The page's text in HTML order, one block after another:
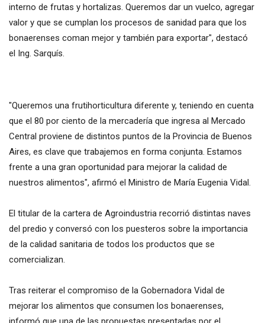
interno de frutas y hortalizas. Queremos dar un vuelco, agregar
valor y que se cumplan los procesos de sanidad para que los
bonaerenses coman mejor y también para exportar", destacó
el Ing. Sarquís.
"Queremos una frutihorticultura diferente y, teniendo en cuenta
que el 80 por ciento de la mercadería que ingresa al Mercado
Central proviene de distintos puntos de la Provincia de Buenos
Aires, es clave que trabajemos en forma conjunta. Estamos
frente a una gran oportunidad para mejorar la calidad de
nuestros alimentos", afirmó el Ministro de María Eugenia Vidal.
El titular de la cartera de Agroindustria recorrió distintas naves
del predio y conversó con los puesteros sobre la importancia
de la calidad sanitaria de todos los productos que se
comercializan.
Tras reiterar el compromiso de la Gobernadora Vidal de
mejorar los alimentos que consumen los bonaerenses,